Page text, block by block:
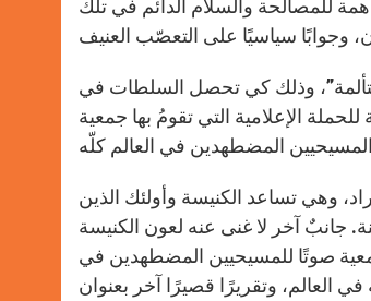
للمصالحة والسلام الدائم في تلك
وذلك كي تحصل السلطات في
الإعلامية التي تقومُ بها جمعية
وهي تساعد الكنيسة وأولئك الذين
جانبٌ آخر لا غنى عنه لعون الكنيسة
فمنذ تأسيسها عام 1947، كانت هذه الجمعية صوتًا للمسيحيين المضطهدين في
العالم، وتقريرًا قصيرًا آخر بعنوان